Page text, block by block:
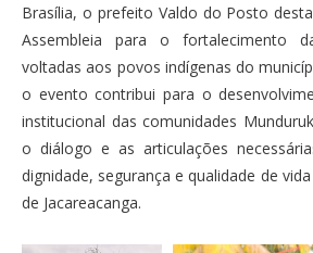
Brasília, o prefeito Valdo do Posto
Assembleia para o fortalecimento
voltadas aos povos indígenas do
o evento contribui para o
institucional das comunidades
o diálogo e as articulações
dignidade, segurança e qualidade de
de Jacareacanga.